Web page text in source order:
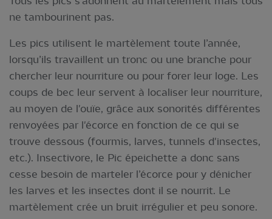
ne tambourinent pas.
Les pics utilisent le martèlement toute l’année,
lorsqu’ils travaillent un tronc ou une branche pour
chercher leur nourriture ou pour forer leur loge. Les
coups de bec leur servent à localiser leur nourriture,
au moyen de l'ouïe, grâce aux sonorités différentes
renvoyées par l'écorce en fonction de ce qui se
trouve dessous (fourmis, larves, tunnels d'insectes,
etc.). Insectivore, le Pic épeichette a donc sans
cesse besoin de marteler l’écorce pour y dénicher
les larves et les insectes dont il se nourrit. Le
martèlement crée un bruit irrégulier et peu sonore.